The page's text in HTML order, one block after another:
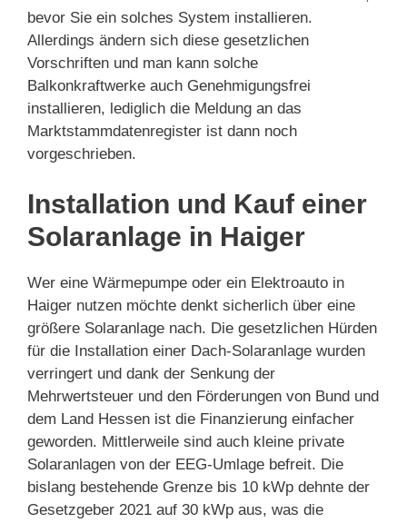
bevor Sie ein solches System installieren.
Allerdings ändern sich diese gesetzlichen
Vorschriften und man kann solche
Balkonkraftwerke auch Genehmigungsfrei
installieren, lediglich die Meldung an das
Marktstammdatenregister ist dann noch
vorgeschrieben.
Installation und Kauf einer
Solaranlage in Haiger
Wer eine Wärmepumpe oder ein Elektroauto in
Haiger nutzen möchte denkt sicherlich über eine
größere Solaranlage nach. Die gesetzlichen Hürden
für die Installation einer Dach-Solaranlage wurden
verringert und dank der Senkung der
Mehrwertsteuer und den Förderungen von Bund und
dem Land Hessen ist die Finanzierung einfacher
geworden. Mittlerweile sind auch kleine private
Solaranlagen von der EEG-Umlage befreit. Die
bislang bestehende Grenze bis 10 kWp dehnte der
Gesetzgeber 2021 auf 30 kWp aus, was die